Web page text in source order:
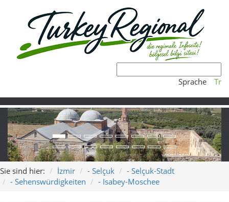
Sprache Tr
Sie sind hier: İzmir - Selçuk
- Selçuk-Stadt
- Sehenswürdigkeiten
- Isabey-Moschee